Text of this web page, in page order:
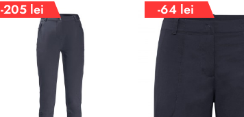
-205 lei -64 lei